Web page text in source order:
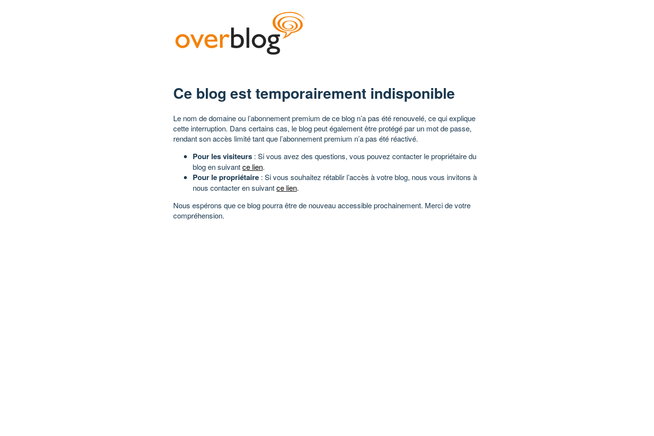
Ce blog est temporairement indisponible
Le nom de domaine ou l’abonnement premium de ce blog n’a pas été renouvelé, ce qui explique
cette interruption. Dans certains cas, le blog peut également être protégé par un mot de passe,
rendant son accès limité tant que l’abonnement premium n’a pas été réactivé.
Pour les visiteurs : Si vous avez des questions, vous pouvez contacter le propriétaire du
blog en suivantce lien.
Pour le propriétaire : Si vous souhaitez rétablir l’accès à votre blog, nous vous invitons à
nous contacter en suivantce lien.
Nous espérons que ce blog pourra être de nouveau accessible prochainement. Merci de votre
compréhension.